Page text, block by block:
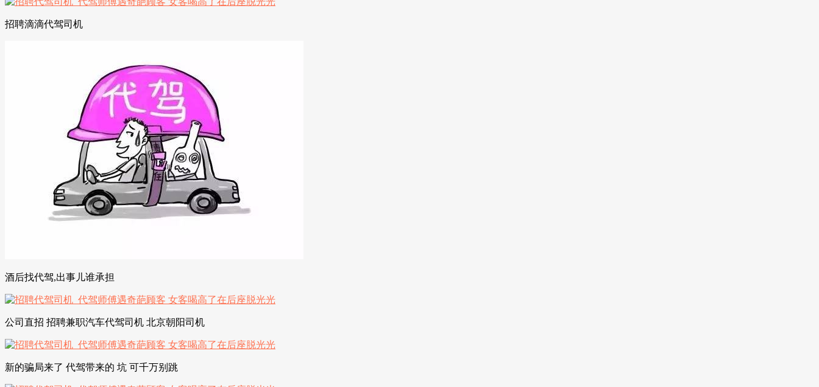
招聘滴滴代驾司机
酒后找代驾,出事儿谁承担
公司直招 招聘兼职汽车代驾司机 北京朝阳司机
新的骗局来了 代驾带来的 坑 可千万别跳